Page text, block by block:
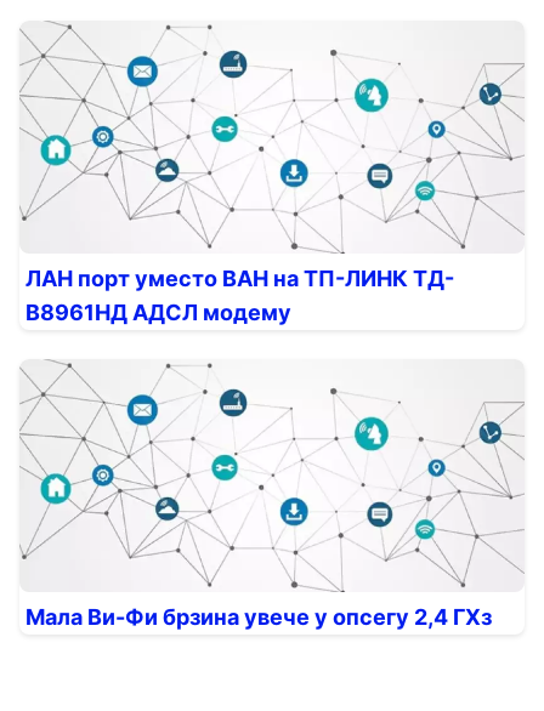
ЛАН порт уместо ВАН на ТП-ЛИНК ТД-
В8961НД АДСЛ модему
Мала Ви-Фи брзина увече у опсегу 2,4 ГХз